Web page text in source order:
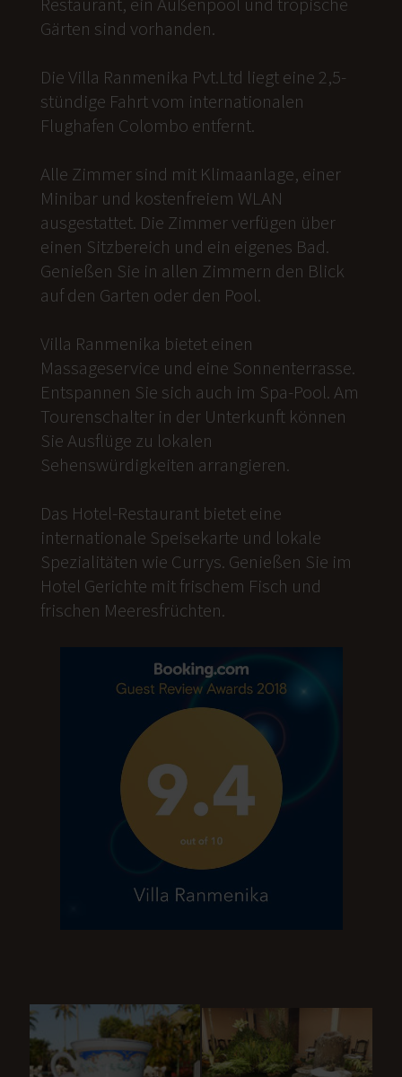
Gärten sind vorhanden.
Die Villa Ranmenika Pvt.Ltd liegt eine 2,5-
stündige Fahrt vom internationalen
Flughafen Colombo entfernt.
Alle Zimmer sind mit Klimaanlage, einer
Minibar und kostenfreiem WLAN
ausgestattet. Die Zimmer verfügen über
einen Sitzbereich und ein eigenes Bad.
Genießen Sie in allen Zimmern den Blick
auf den Garten oder den Pool.
Villa Ranmenika bietet einen
Massageservice und eine Sonnenterrasse.
Entspannen Sie sich auch im Spa-Pool. Am
Tourenschalter in der Unterkunft können
Sie Ausflüge zu lokalen
Sehenswürdigkeiten arrangieren.
Das Hotel-Restaurant bietet eine
internationale Speisekarte und lokale
Spezialitäten wie Currys. Genießen Sie im
Hotel Gerichte mit frischem Fisch und
frischen Meeresfrüchten.